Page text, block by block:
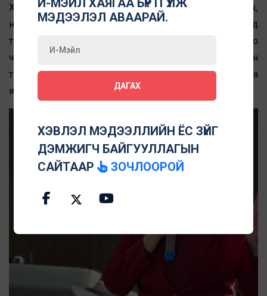
Хэлэлцүүлэгт УИХ-ын гишүүн А.Ариунзаяа оролцож,
Үндсэн хуулийн 16 дугаар зүйлийн 13, 16 дахь заалтад
туссан нэр төр, халдашгүй байх эрх болон үзэл бодлоо
чөлөөтэй илэрхийлэх эрх хоорондын нарийн
тэнцвэрийг хангах шаардлагын талаар байр сууриа
илэрхийлэв.
И-МЭЙЛ ХАЯГАА БҮРТГҮҮЛЖ
МЭДЭЭЛЭЛ АВААРАЙ.
ДАГАХ
ХЭВЛЭЛ МЭДЭЭЛЛИЙН ЁС ЗҮЙГ
ДЭМЖИГЧ БАЙГУУЛЛАГЫН
САЙТААР
ЗОЧЛООРОЙ